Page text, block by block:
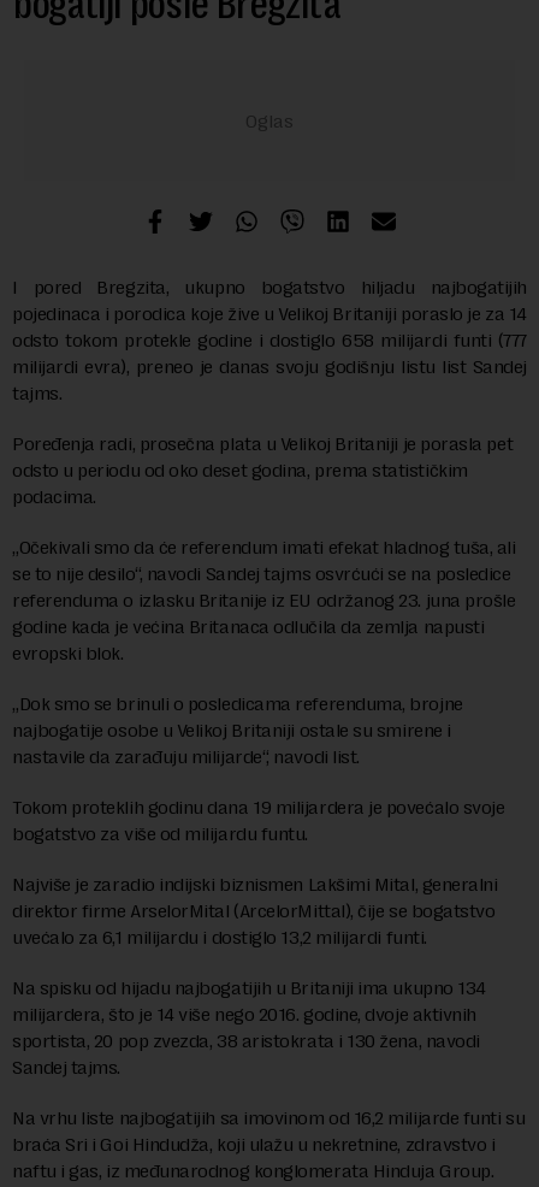
I pored Bregzita, ukupno bogatstvo hiljadu najbogatijih
pojedinaca i porodica koje žive u Velikoj Britaniji poraslo je za 14
odsto tokom protekle godine i dostiglo 658 milijardi funti (777
milijardi evra), preneo je danas svoju godišnju listu list Sandej
tajms.
Poređenja radi, prosečna plata u Velikoj Britaniji je porasla pet
odsto u periodu od oko deset godina, prema statističkim
podacima.
„Očekivali smo da će referendum imati efekat hladnog tuša, ali
se to nije desilo“, navodi Sandej tajms osvrćući se na posledice
referenduma o izlasku Britanije iz EU održanog 23. juna prošle
godine kada je većina Britanaca odlučila da zemlja napusti
evropski blok.
„Dok smo se brinuli o posledicama referenduma, brojne
najbogatije osobe u Velikoj Britaniji ostale su smirene i
nastavile da zarađuju milijarde“, navodi list.
Tokom proteklih godinu dana 19 milijardera je povećalo svoje
bogatstvo za više od milijardu funtu.
Najviše je zaradio indijski biznismen Lakšimi Mital, generalni
direktor firme ArselorMital (ArcelorMittal), čije se bogatstvo
uvećalo za 6,1 milijardu i dostiglo 13,2 milijardi funti.
Na spisku od hijadu najbogatijih u Britaniji ima ukupno 134
milijardera, što je 14 više nego 2016. godine, dvoje aktivnih
sportista, 20 pop zvezda, 38 aristokrata i 130 žena, navodi
Sandej tajms.
Na vrhu liste najbogatijih sa imovinom od 16,2 milijarde funti su
braća Sri i Goi Hindudža, koji ulažu u nekretnine, zdravstvo i
naftu i gas, iz međunarodnog konglomerata Hinduja Group.